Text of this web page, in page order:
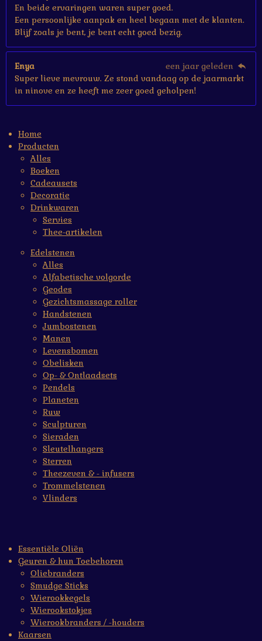
En beide ervaringen waren super goed.
Een persoonlijke aanpak en heel begaan met de klanten.
Blijf zoals je bent, je bent echt goed bezig.
Enya
een jaar geleden
Super lieve mevrouw. Ze stond vandaag op de jaarmarkt
in ninove en ze heeft me zeer goed geholpen!
Home
Producten
Alles
Boeken
Cadeausets
Decoratie
Drinkwaren
Servies
Thee-artikelen
Edelstenen
Alles
Alfabetische volgorde
Geodes
Gezichtsmassage roller
Handstenen
Jumbostenen
Manen
Levensbomen
Obelisken
Op- & Ontlaadsets
Pendels
Planeten
Ruw
Sculpturen
Sieraden
Sleutelhangers
Sterren
Theezeven & - infusers
Trommelstenen
Vlinders
Essentiële Oliën
Geuren & hun Toebehoren
Oliebranders
Smudge Sticks
Wierookkegels
Wierookstokjes
Wierookbranders / -houders
Kaarsen